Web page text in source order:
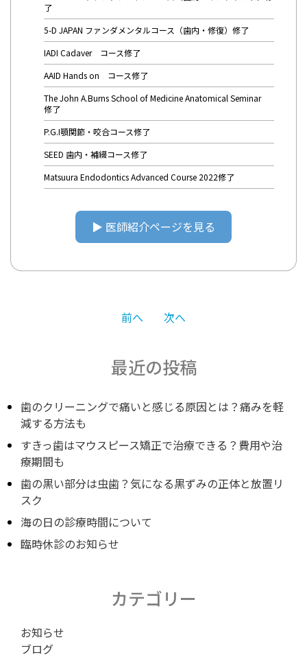
了
5-D JAPAN ファンダメンタルコース（歯内・修復）修了
IADI Cadaver コース修了
AAID Hands on コース修了
The John A.Burns School of Medicine Anatomical Seminar
修了
P.G.I顎関節・咬合コース修了
SEED 歯内・補綴コース修了
Matsuura Endodontics Advanced Course 2022修了
▶︎ 医師紹介ページを見る
投
稿
ナ
ビ
シ
前へ 次へ
最近の投稿
歯のクリーニングで痛いと感じる原因とは？痛みを軽
減する方法も
すきっ歯はマウスピース矯正で治療できる？費用や治
療期間も
歯の黒い部分は虫歯？気になる黒ずみの正体と放置リ
スク
海の日の診療時間について
臨時休診のお知らせ
カテゴリー
お知らせ
ブログ